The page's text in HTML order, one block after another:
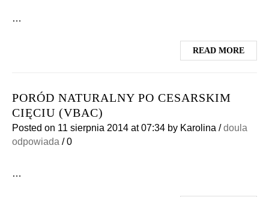
…
READ MORE
PORÓD NATURALNY PO CESARSKIM
CIĘCIU (VBAC)
Posted on 11 sierpnia 2014 at 07:34 by Karolina /doula
odpowiada /0
…